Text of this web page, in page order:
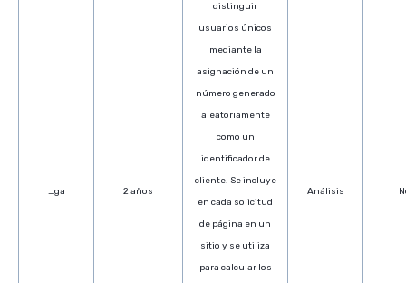
_ga 2 años
distinguir
usuarios únicos
mediante la
asignación de un
número generado
aleatoriamente
como un
identificador de
cliente. Se incluye
en cada solicitud
de página en un
sitio y se utiliza
para calcular los
Análisis